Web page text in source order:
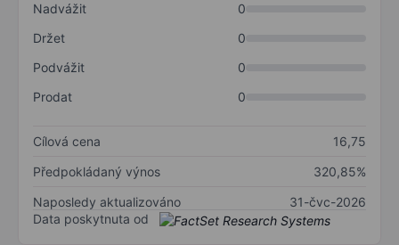
Nadvážit
0
Držet
0
Podvážit
0
Prodat
0
Cílová cena
16,75
Předpokládaný výnos
320,85%
Naposledy aktualizováno
31-čvc-2026
Data poskytnuta od